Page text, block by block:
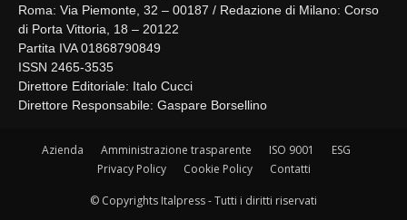
Roma: Via Piemonte, 32 – 00187 / Redazione di Milano: Corso
di Porta Vittoria, 18 – 20122
Partita IVA 01868790849
ISSN 2465-3535
Direttore Editoriale: Italo Cucci
Direttore Responsabile: Gaspare Borsellino
Azienda Amministrazione trasparente ISO 9001
ESG
Privacy Policy
Cookie Policy Contatti
© Copyrights Italpress - Tutti i diritti riservati